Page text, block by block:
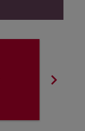
chevron_right